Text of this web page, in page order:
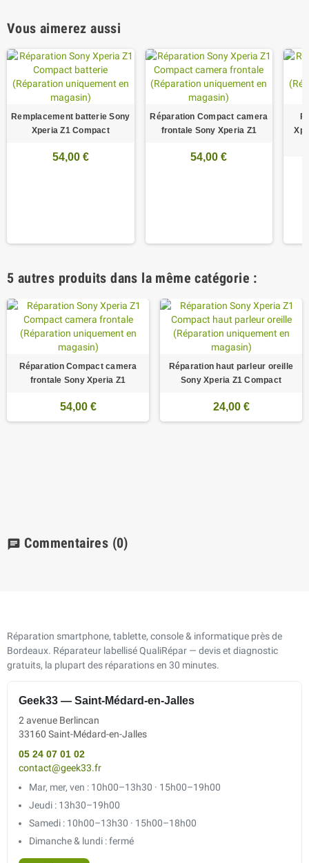
Vous aimerez aussi
Remplacement batterie Sony
Xperia Z1 Compact
54,00 €
Réparation Compact camera
frontale Sony Xperia Z1
54,00 €
5 autres produits dans la même catégorie :
Réparation Compact camera
frontale Sony Xperia Z1
54,00 €
Réparation haut parleur oreille
Sony Xperia Z1 Compact
24,00 €
chat Commentaires (0)
Réparation smartphone, tablette, console & informatique près de
Bordeaux. Réparateur labellisé QualiRépar — devis et diagnostic
gratuits, la plupart des réparations en 30 minutes.
Geek33 — Saint-Médard-en-Jalles
2 avenue Berlincan
33160 Saint-Médard-en-Jalles
05 24 07 01 02
contact@geek33.fr
Mar, mer, ven : 10h00–13h30 · 15h00–19h00
Jeudi : 13h30–19h00
Samedi : 10h00–13h30 · 15h00–18h00
Dimanche & lundi : fermé